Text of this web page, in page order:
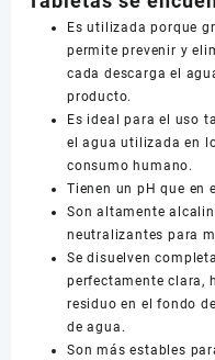
Es utilizada porque
permite prevenir y
cada descarga el
producto.
Es ideal para el uso
el agua utilizada en
consumo humano.
Tienen un pH que en
Son altamente
neutralizantes para
Se disuelven
perfectamente clara,
residuo en el fondo
de agua.
Son más estables